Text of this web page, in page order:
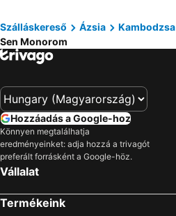
Szálláskereső Ázsia Kambodzsa
Sen Monorom
Hozzáadás a Google-hoz
Könnyen megtalálhatja
eredményeinket: adja hozzá a trivagót
preferált forrásként a Google-höz.
Vállalat
Termékeink